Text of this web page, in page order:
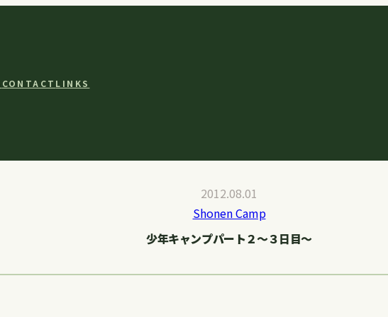
CONTACT LINKS
2012.08.01
Shonen Camp
少年キャンプパート２〜３日目〜